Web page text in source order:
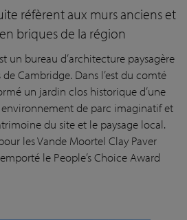
réfèrent aux murs anciens et
briques de la région
un bureau d’architecture paysagère
Cambridge. Dans l’est du comté
un jardin clos historique d’une
de parc imaginatif et
du site et le paysage local.
les Vande Moortel Clay Paver
le People’s Choice Award